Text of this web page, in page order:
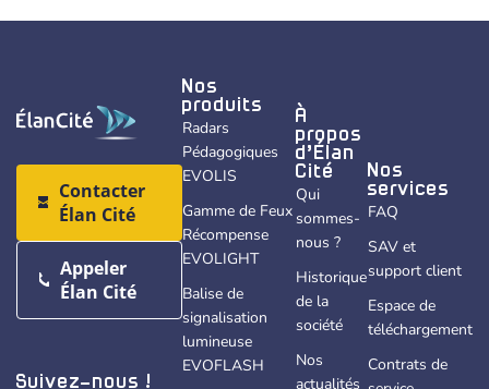
Contacter
Élan Cité
Appeler
Élan Cité
Suivez-nous !
Nos
produits
Radars
Pédagogiques
EVOLIS
Gamme de Feux
Récompense
EVOLIGHT
Balise de
signalisation
lumineuse
EVOFLASH
À
propos
d’Élan
Cité
Qui
sommes-
nous ?
Historique
de la
société
Nos
actualités
Nos
services
FAQ
SAV et
support client
Espace de
téléchargement
Contrats de